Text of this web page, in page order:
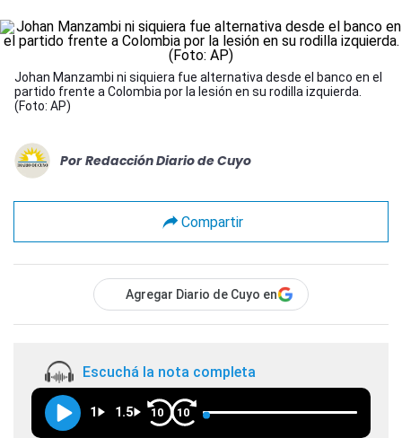
Johan Manzambi ni siquiera fue alternativa desde el banco en el
partido frente a Colombia por la lesión en su rodilla izquierda.
(Foto: AP)
Por Redacción Diario de Cuyo
Compartir
Agregar Diario de Cuyo en
Escuchá la nota completa
1 1.5 10 10